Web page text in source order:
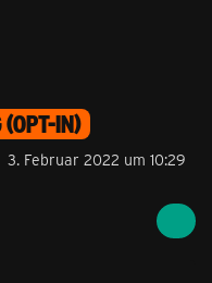
(OPT-IN)
3. Februar 2022 um 10:29